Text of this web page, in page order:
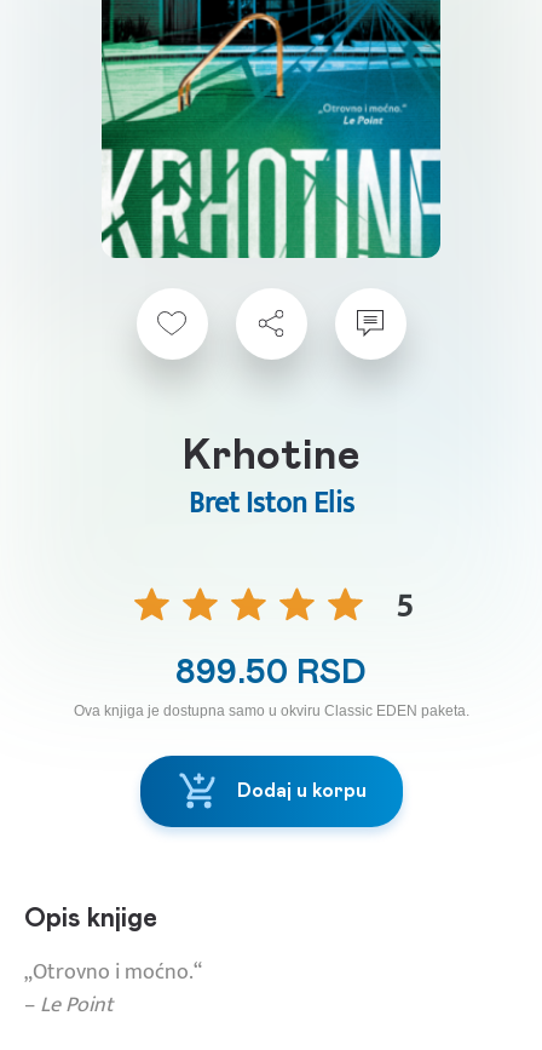
Krhotine
Bret Iston Elis
5
899.50 RSD
Ova knjiga je dostupna samo u okviru Classic EDEN paketa.
Dodaj u korpu
Opis knjige
„Otrovno i moćno.“
–Le Point